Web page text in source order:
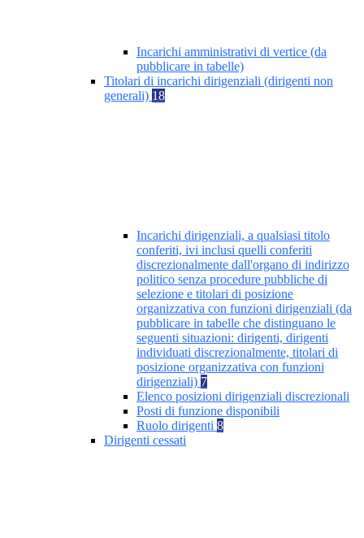
Incarichi amministrativi di vertice (da
pubblicare in tabelle)
Titolari di incarichi dirigenziali (dirigenti non
generali) 18
Incarichi dirigenziali, a qualsiasi titolo
conferiti, ivi inclusi quelli conferiti
discrezionalmente dall'organo di indirizzo
politico senza procedure pubbliche di
selezione e titolari di posizione
organizzativa con funzioni dirigenziali (da
pubblicare in tabelle che distinguano le
seguenti situazioni: dirigenti, dirigenti
individuati discrezionalmente, titolari di
posizione organizzativa con funzioni
dirigenziali) 7
Elenco posizioni dirigenziali discrezionali
Posti di funzione disponibili
Ruolo dirigenti 8
Dirigenti cessati